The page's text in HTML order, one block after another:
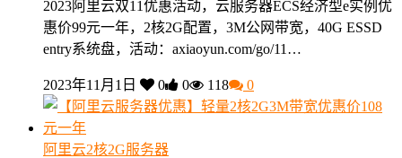
2023阿里云双11优惠活动，云服务器ECS经济型e实例优
惠价99元一年，2核2G配置，3M公网带宽，40G ESSD
entry系统盘，活动：axiaoyun.com/go/11…
2023年11月1日 0 0 118 0
阿里云2核2G服务器